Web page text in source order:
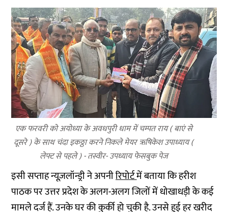
एक फरवरी को अयोध्या के अवधपुरी धाम में चम्पत राय ( बाएं से
दूसरे ) के साथ चंदा इकठ्ठा करने निकले मेयर ऋषिकेश उपाध्याय (
लेफ्ट से पहले ) - तस्वीर- उपध्याय फेसबुक पेज
इसी सप्ताह न्यूज़लॉन्ड्री ने अपनीरिपोर्टमें बताया कि हरीश
पाठक पर उत्तर प्रदेश के अलग-अलग जिलों में धोखाधड़ी के कई
मामले दर्ज हैं. उनके घर की कुर्की हो चुकी है. उनसे हुई हर खरीद